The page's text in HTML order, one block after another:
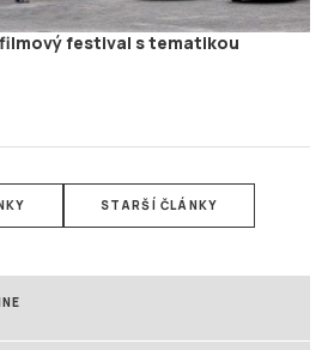
festival s tematikou
STARŠÍ ČLÁNKY